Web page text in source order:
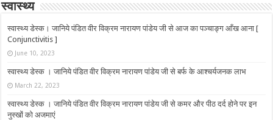
स्वास्थ्य
स्वास्थ्य डेस्क। जानिये पंडित वीर विक्रम नारायण पांडेय जी से आज का पञ्चाङ्ग आँख आना [
Conjunctivitis ]
June 10, 2023
स्वास्थ्य डेस्क । जानिये पंडित वीर विक्रम नारायण पांडेय जी से बर्फ के आश्चर्यजनक लाभ
March 22, 2023
स्वास्थ्य डेस्क । जानिये पंडित वीर विक्रम नारायण पांडेय जी से कमर और पीठ दर्द होने पर इन
नुस्‍खों को अजमाएं